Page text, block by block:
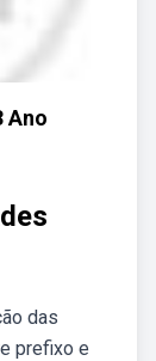
Ano
das
prefixo e